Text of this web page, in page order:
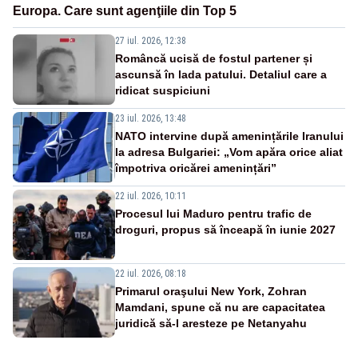
Europa. Care sunt agenţiile din Top 5
27 iul. 2026, 12:38
Româncă ucisă de fostul partener și
ascunsă în lada patului. Detaliul care a
ridicat suspiciuni
23 iul. 2026, 13:48
NATO intervine după amenințările Iranului
la adresa Bulgariei: „Vom apăra orice aliat
împotriva oricărei amenințări”
22 iul. 2026, 10:11
Procesul lui Maduro pentru trafic de
droguri, propus să înceapă în iunie 2027
22 iul. 2026, 08:18
Primarul oraşului New York, Zohran
Mamdani, spune că nu are capacitatea
juridică să-l aresteze pe Netanyahu